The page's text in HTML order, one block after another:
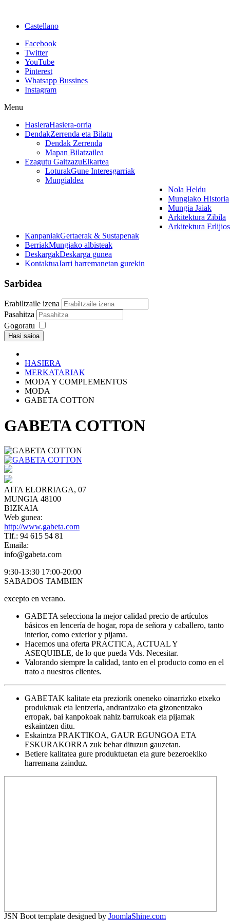
Castellano
Facebook
Twitter
YouTube
Pinterest
Whatsapp Bussines
Instagram
Menu
HasieraHasiera-orria
DendakZerrenda eta Bilatu
Dendak Zerrenda
Mapan Bilatzailea
Ezagutu GaitzazuElkartea
LoturakGune Interesgarriak
Mungialdea
Nola Heldu
Mungiako Historia
Mungia Jaiak
Arkitektura Zibila
Arkitektura
KanpaniakGertaerak & Sustapenak
BerriakMungiako albisteak
DeskargakDeskarga gunea
KontaktuaJarri harremanetan gurekin
Sarbidea
Erabiltzaile izena
Pasahitza
Gogoratu
Hasi saioa
HASIERA
MERKATARIAK
MODA Y COMPLEMENTOS
MODA
GABETA COTTON
GABETA COTTON
AITA ELORRIAGA, 07
MUNGIA 48100
BIZKAIA
Web gunea:
http://www.gabeta.com
Tlf.: 94 615 54 81
Emaila:
info@gabeta.com
9:30-13:30 17:00-20:00
SABADOS TAMBIEN
excepto en verano.
GABETA selecciona la mejor calidad precio de artículos
básicos en lencería de hogar, ropa de señora y caballero, tanto
interior, como exterior y pijama.
Hacemos una oferta PRACTICA, ACTUAL Y
ASEQUIBLE, de lo que pueda Vds. Necesitar.
Valorando siempre la calidad, tanto en el producto como en el
trato a nuestros clientes.
GABETAK kalitate eta preziorik oneneko oinarrizko etxeko
produktuak eta lentzeria, andrantzako eta gizonentzako
erropak, bai kanpokoak nahiz barrukoak eta pijamak
eskaintzen ditu.
Eskaintza PRAKTIKOA, GAUR EGUNGOA ETA
ESKURAKORRA zuk behar dituzun gauzetan.
Betiere kalitatea gure produktuetan eta gure bezeroekiko
harremana zainduz.
JSN Boot template designed by JoomlaShine.com